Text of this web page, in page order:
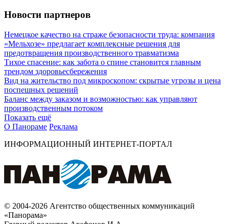
Новости партнеров
Немецкое качество на страже безопасности труда: компания
«Мельхозе» предлагает комплексные решения для
предотвращения производственного травматизма
Тихое спасение: как забота о спине становится главным
трендом здоровьесбережения
Вид на жительство под микроскопом: скрытые угрозы и цена
поспешных решений
Баланс между заказом и возможностью: как управляют
производственным потоком
Показать ещё
О Панораме Реклама
ИНФОРМАЦИОННЫЙ ИНТЕРНЕТ-ПОРТАЛ
© 2004-2026 Агентство общественных коммуникаций
«Панорама»